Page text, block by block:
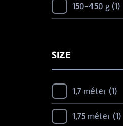
150-450 g 1
200-400 g 6
SIZE
1,7 méter 1
1,75 méter 1